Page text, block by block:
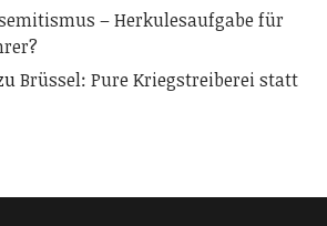
– Herkulesaufgabe für
Brüssel: Pure Kriegstreiberei statt